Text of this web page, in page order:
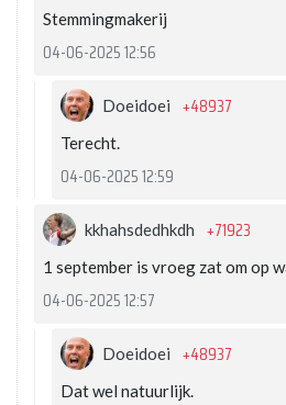
Stemmingmakerij
04-06-2025 12:56
Doeidoei +48937
Terecht.
04-06-2025 12:59
kkhahsdedhkdh +71923
1 september is vroeg zat om op
04-06-2025 12:57
Doeidoei +48937
Dat wel natuurlijk.